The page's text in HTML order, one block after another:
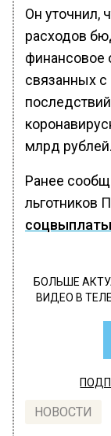
Он уточнил,
расходов
финансовое
связанных с
млрд рублей.
Ранее
льготников
БОЛЬШЕ
ВИДЕО В
НОВОСТИ